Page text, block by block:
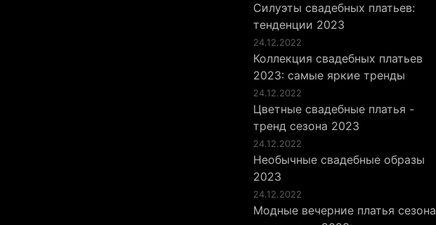
Силуэты свадебных платьев:
тенденции 2023
24.12.2022
Коллекция свадебных платьев
2023: самые яркие тренды
24.12.2022
Цветные свадебные платья -
тренд сезона 2023
24.12.2022
Необычные свадебные образы
2023
24.12.2022
Модные вечерние платья сезона